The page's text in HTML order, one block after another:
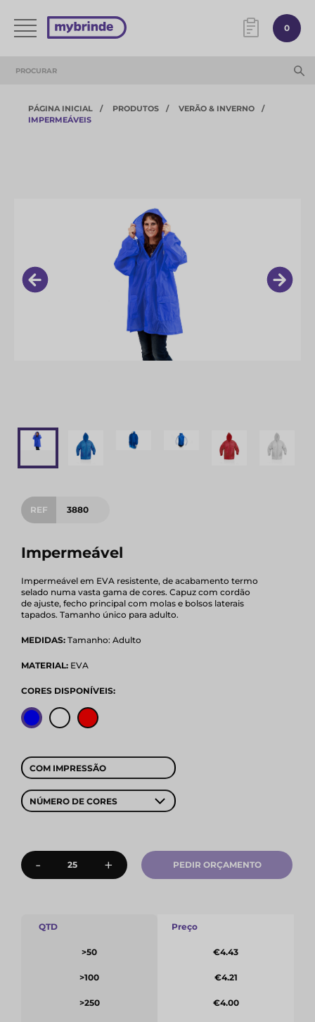
0
PÁGINA INICIAL PRODUTOS
VERÃO & INVERNO
IMPERMEÁVEIS
REF 3880
Impermeável
Impermeável em EVA resistente, de acabamento termo
selado numa vasta gama de cores. Capuz com cordão
de ajuste, fecho principal com molas e bolsos laterais
tapados. Tamanho único para adulto.
MEDIDAS: Tamanho: Adulto
MATERIAL: EVA
CORES DISPONÍVEIS:
COM IMPRESSÃO
NÚMERO DE CORES
- + PEDIR ORÇAMENTO
QTD
>50
>100
>250
Preço
€4.43
€4.21
€4.00